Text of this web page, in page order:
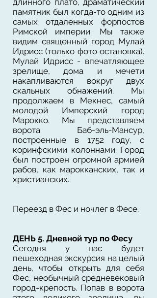
длинного плато, драматический
памятник был когда-то одним из
самых отдаленных форпостов
Римской империи. Мы также
видим священный город Мулай
Идрисс (только фото остановка).
Мулай Идрисс - впечатляющее
зрелище, дома и мечети
накапливаются вокруг двух
скальных обнажений. Мы
продолжаем в Мекнес, самый
молодой Имперский город
Марокко. Мы представляем
ворота Баб-эль-Мансур,
построенные в 1752 году, с
коринфскими колоннами. Город
был построен огромной армией
рабов, как марокканских, так и
христианских.
Переезд в Фес и ночлег в Фесе.
ДЕНЬ 5. Дневной тур по Фесу
Сегодня у нас будет
пешеходная экскурсия на целый
день, чтобы открыть для себя
Фес, необычный средневековый
город-крепость. Попав в ворота